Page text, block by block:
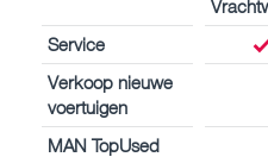
Service
Verkoop nieuwe
voertuigen
MAN TopUsed